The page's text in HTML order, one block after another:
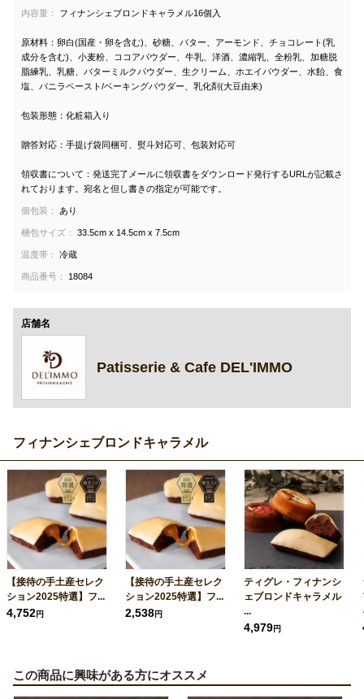
内容量： フィナンシェブロンドキャラメル16個入
原材料：卵白(国産・卵を含む)、砂糖、バター、アーモンド、チョコレート(乳
成分を含む)、小麦粉、ココアパウダー、牛乳、洋酒、濃縮乳、全粉乳、加糖脱
脂練乳、乳糖、バターミルクパウダー、生クリーム、ホエイパウダー、水飴、食
塩、バニラペースト/ベーキングパウダー、乳化剤(大豆由来)
包装形態：化粧箱入り
贈答対応：手提げ袋同梱可、熨斗対応可、包装対応可
領収書について：発送完了メールに領収書をダウンロード発行するURLが記載さ
れております。宛名と但し書きの指定が可能です。
個包装： あり
梱包サイズ： 33.5cm x 14.5cm x 7.5cm
温度帯： 冷蔵
商品番号： 18084
店舗名
Patisserie & Cafe DEL'IMMO
フィナンシェブロンドキャラメル
【接待の手土産セレク
ション2025特選】フ...
4,752円
【接待の手土産セレク
ション2025特選】フ...
2,538円
ティグレ・フィナンシ
ェブロンドキャラメル
...
4,979円
この商品に興味がある方にオススメ